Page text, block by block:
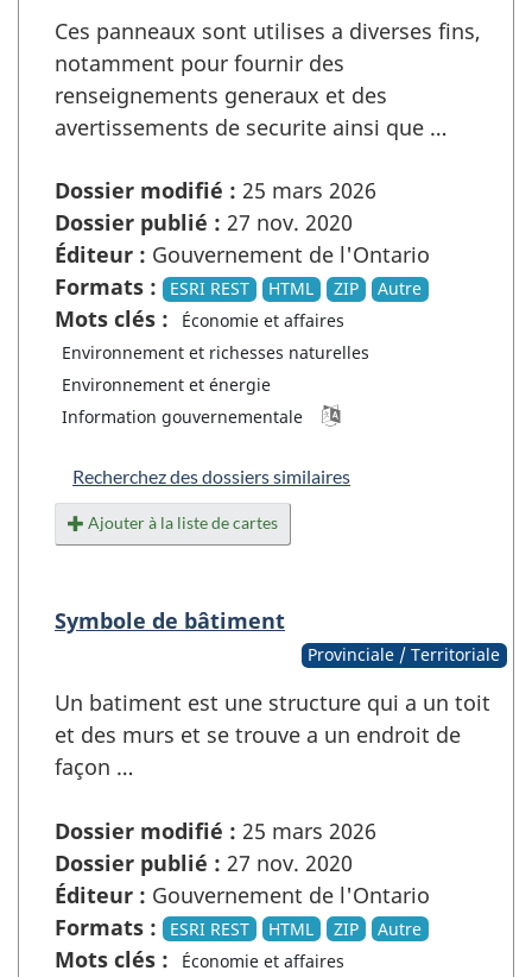
Ces panneaux sont utilises a diverses fins,
notamment pour fournir des
renseignements generaux et des
avertissements de securite ainsi que …
Dossier modifié : 25 mars 2026
Dossier publié : 27 nov. 2020
Éditeur : Gouvernement de l'Ontario
Formats :
ESRI REST HTML ZIP Autre
Mots clés :
Économie et affaires
Environnement et richesses naturelles
Environnement et énergie
Information gouvernementale
Recherchez des dossiers similaires
Ajouter à la liste de cartes
Symbole de bâtiment
Provinciale / Territoriale
Un batiment est une structure qui a un toit
et des murs et se trouve a un endroit de
façon …
Dossier modifié : 25 mars 2026
Dossier publié : 27 nov. 2020
Éditeur : Gouvernement de l'Ontario
Formats :
ESRI REST HTML ZIP Autre
Mots clés : Économie et affaires